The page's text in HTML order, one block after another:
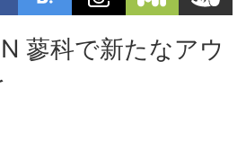
蓼科で新たなアウ